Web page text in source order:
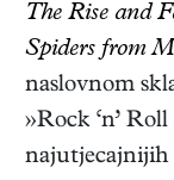
The Rise and
Spiders from
naslovnom
»Rock ‘n’
najutjecajnijih